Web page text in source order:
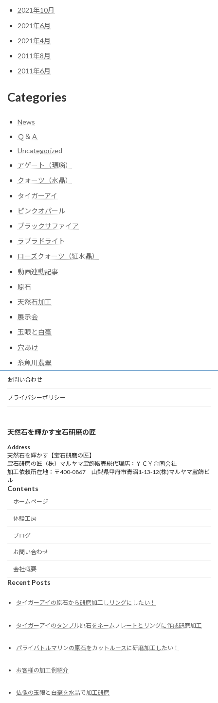
2021年10月
2021年6月
2021年4月
2011年8月
2011年6月
Categories
News
Ｑ＆Ａ
Uncategorized
アゲート（瑪瑙）
クォーツ（水晶）
タイガーアイ
ピンクオパール
ブラックサファイア
ラブラドライト
ローズクォーツ（紅水晶）
動画連動記事
原石
天然石加工
展示会
玉眼と白毫
穴あけ
糸魚川翡翠
お問い合わせ
プライバシーポリシー
天然石を輝かす宝石研磨の匠
Address
天然石を輝かす【宝石研磨の匠】
宝石研磨の匠（株）マルヤマ宝飾販売総代理店：ＹＣＹ合同会社
加工依頼所在地：〒400-0867 山梨県甲府市青沼1-13-12(株)マルヤマ宝飾ビ
ル
Contents
ホームページ
体験工房
ブログ
お問い合わせ
会社概要
Recent Posts
タイガーアイの原石から研磨加工しリングにしたい！
タイガーアイのタンブル原石をネームプレートとリングに作成研磨加工
パライバトルマリンの原石をカットルースに研磨加工したい！
お客様の加工例紹介
仏像の玉眼と白毫を水晶で加工研磨